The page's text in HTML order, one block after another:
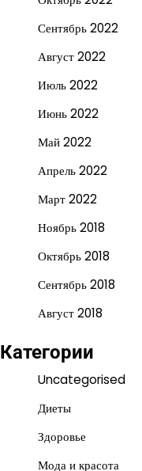
Сентябрь 2022
Август 2022
Июль 2022
Июнь 2022
Май 2022
Апрель 2022
Март 2022
Ноябрь 2018
Октябрь 2018
Сентябрь 2018
Август 2018
Категории
Uncategorised
Диеты
Здоровье
Мода и красота